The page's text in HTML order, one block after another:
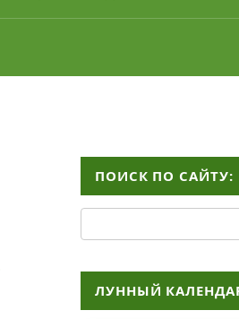
ПОИСК ПО САЙТУ:
ЛУННЫЙ